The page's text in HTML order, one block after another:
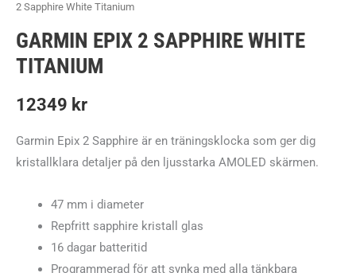
2 Sapphire White Titanium
GARMIN EPIX 2 SAPPHIRE WHITE
TITANIUM
12349 kr
Garmin Epix 2 Sapphire är en träningsklocka som ger dig
kristallklara detaljer på den ljusstarka AMOLED skärmen.
47 mm i diameter
Repfritt sapphire kristall glas
16 dagar batteritid
Programmerad för att synka med alla tänkbara